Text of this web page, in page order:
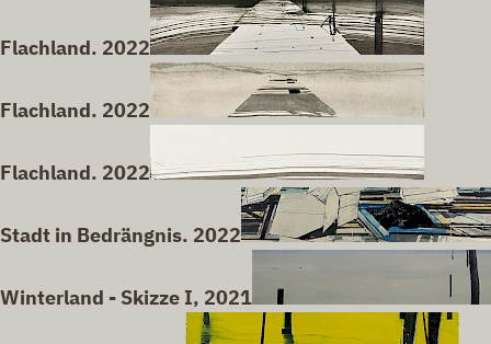
Flachland. 2022
Flachland. 2022
Flachland. 2022
Stadt in Bedrängnis. 2022
Winterland - Skizze I, 2021